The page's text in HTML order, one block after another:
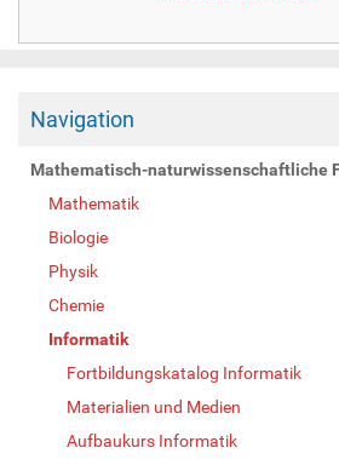
Navigation
Mathematisch-naturwissenschaftliche
Mathematik
Biologie
Physik
Chemie
Informatik
Fortbildungskatalog Informatik
Materialien und Medien
Aufbaukurs Informatik